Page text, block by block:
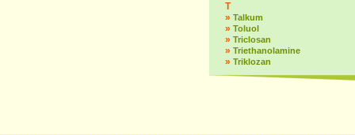
T
» Talkum
» Toluol
» Triclosan
» Triethanolamine
» Triklozan